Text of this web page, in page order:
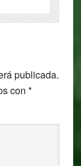
publicada.
con *